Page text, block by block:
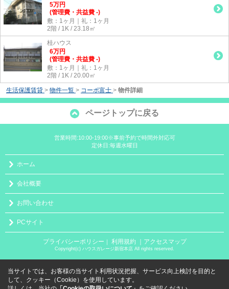
5万円
(管理費・共益費 -)
敷：1ヶ月｜礼：1ヶ月
2階 / 1K / 23.18㎡
桂ハウス
6万円
(管理費・共益費 -)
敷：1ヶ月｜礼：1ヶ月
2階 / 1K / 20.00㎡
生活保護賃貸 > 物件一覧 > コーポ富士 > 物件詳細
ページトップに戻る
営業時間:10:00-19:00※事前予約で時間外対応可
定休日:毎週水曜日
ホーム
会社概要
お問い合わせ
PCサイト
プライバシーポリシー ｜ 利用規約 ｜アクセスマップ
Copyright(c) ハウスガレージ新宿本店 All rights reserved.
当サイトでは、お客様の当サイト利用状況把握、サービス向上検討を目的と
して、クッキー（Cookie）を使用しています。